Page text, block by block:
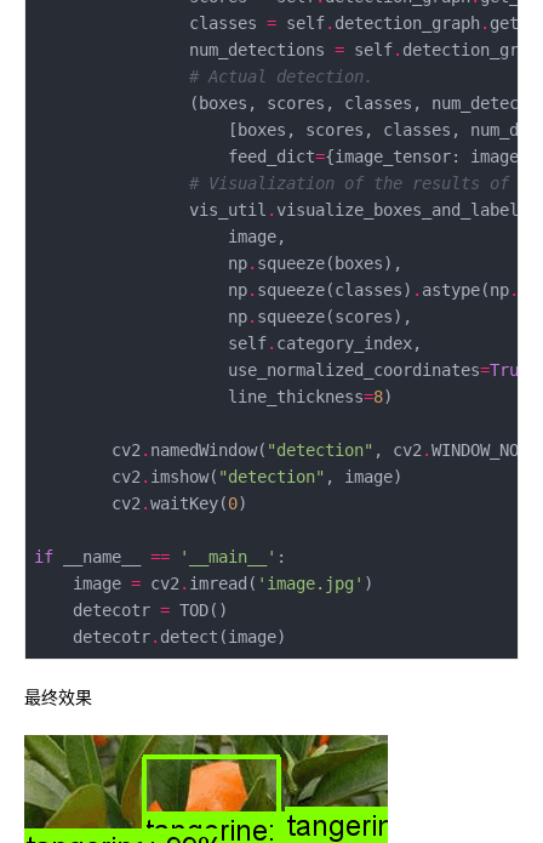
                classes
= self. detection_graph.
                num_detections
= self.
# Actual detection.
(boxes, scores, classes,
                    feed_dict
=
# Visualization of the results of a
                vis_util
.
                    np
.
                    np
. squeeze(classes) . astype(np.
                    np
.
                    self
.
                    use_normalized_coordinates
=True
                    line_thickness
=8
        cv2
. namedWindow( "detection" , cv2 .
        cv2
. imshow( "detection"
        cv2
.waitKey(0
if __name__ == '__main__'
    image
= cv2 . imread( 'image.jpg'
    detecotr
=
    detecotr
.
最终效果